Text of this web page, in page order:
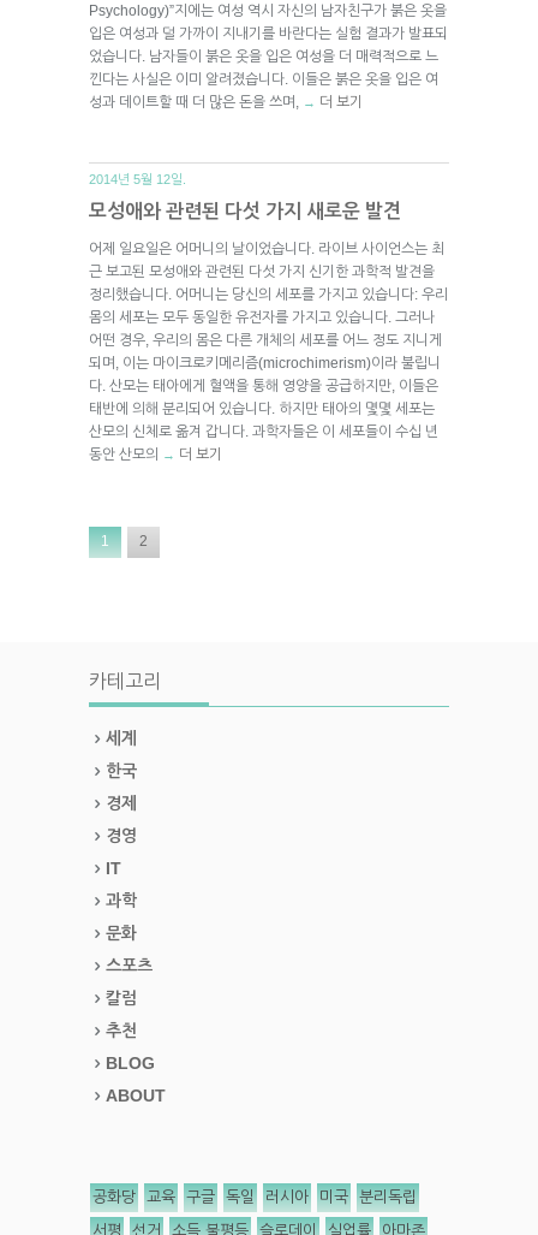
Psychology)”지에는 여성 역시 자신의 남자친구가 붉은 옷을
입은 여성과 덜 가까이 지내기를 바란다는 실험 결과가 발표되
었습니다. 남자들이 붉은 옷을 입은 여성을 더 매력적으로 느
낀다는 사실은 이미 알려졌습니다. 이들은 붉은 옷을 입은 여
성과 데이트할 때 더 많은 돈을 쓰며,
→ 더 보기
2014년 5월 12일.
모성애와 관련된 다섯 가지 새로운 발견
어제 일요일은 어머니의 날이었습니다. 라이브 사이언스는 최
근 보고된 모성애와 관련된 다섯 가지 신기한 과학적 발견을
정리했습니다. 어머니는 당신의 세포를 가지고 있습니다: 우리
몸의 세포는 모두 동일한 유전자를 가지고 있습니다. 그러나
어떤 경우, 우리의 몸은 다른 개체의 세포를 어느 정도 지니게
되며, 이는 마이크로키메리즘(microchimerism)이라 불립니
다. 산모는 태아에게 혈액을 통해 영양을 공급하지만, 이들은
태반에 의해 분리되어 있습니다. 하지만 태아의 몇몇 세포는
산모의 신체로 옮겨 갑니다. 과학자들은 이 세포들이 수십 년
동안 산모의
→ 더 보기
1 2
카테고리
세계
한국
경제
경영
IT
과학
문화
스포츠
칼럼
추천
BLOG
ABOUT
공화당 교육 구글 독일 러시아 미국 분리독립
서평 선거 소득 불평등 슬로데이 실업률 아마존